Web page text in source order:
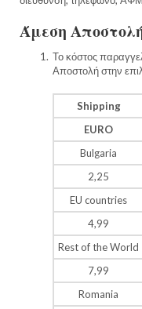
Άμεση
Το κόστος
Αποστολή στην
Shipping
EURO
Bulgaria
2,25
EU countries
4,99
Rest of the World
7,99
Romania